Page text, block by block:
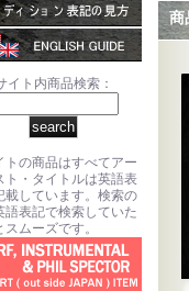
イト内商品検索：
トの商品はすべてアー
ト・タイトルは英語表
載しています。検索の
語表記で検索していた
スムーズです。
商